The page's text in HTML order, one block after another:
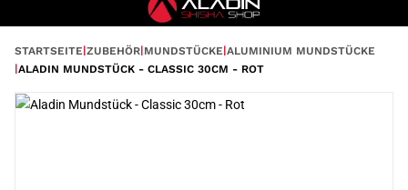
STARTSEITE ZUBEHÖR MUNDSTÜCKE ALUMINIUM MUNDSTÜCKE
ALADIN MUNDSTÜCK - CLASSIC 30CM - ROT